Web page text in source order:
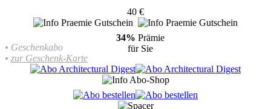
40 €
34% Prämie
für Sie
• Geschenkabo
• zur Geschenk-Karte